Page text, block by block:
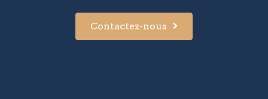
Contactez-nous